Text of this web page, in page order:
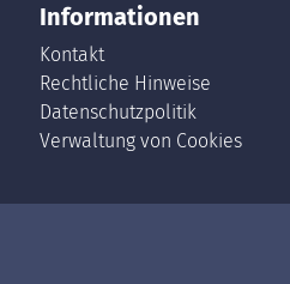
Informationen
Kontakt
Rechtliche Hinweise
Datenschutzpolitik
Verwaltung von Cookies